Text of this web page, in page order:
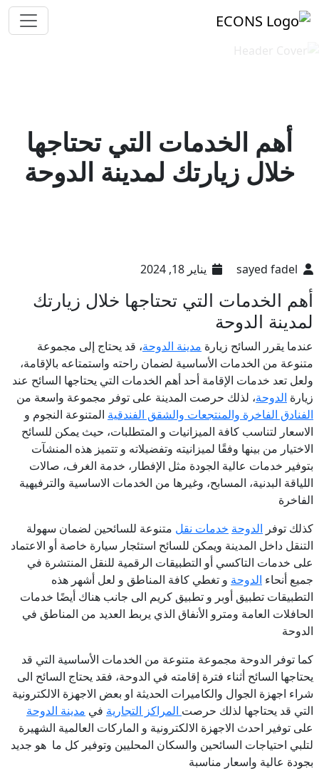
أهم الخدمات التي تحتاجها
خلال زيارتك لمدينة الدوحة
يناير 18, 2024
أهم الخدمات التي تحتاجها خلال زيارتك
لمدينة الدوحة
عندما يقرر السائح زيارة مدينة الدوحة، قد يحتاج إلى مجموعة
متنوعة من الخدمات الأساسية لضمان راحته واستمتاعه بالإقامة،
ولعل تعد خدمات الإقامة أحد أهم الخدمات التي يحتاجها السائح عند
زيارة الدوحة، لذلك حرصت المدينة على توفر مجموعة واسعة من
الفنادق الفاخرة والمنتجعات والشقق الفندقية المتنوعة النجوم و
الاسعار لتناسب كافة الميزانيات و المتطلبات، حيث يمكن للسائح
الاختيار من بينها وفقًا لميزانيته وتفضيلاته و تتميز هذه المنشآت
بتوفير خدمات عالية الجودة مثل الإفطار، خدمة الغرف، صالات
اللياقة البدنية، المسابح، وغيرها من الخدمات الاساسية والترفيهية
الفاخرة
كذلك توفر الدوحة خدمات نقل متنوعة للسائحين لضمان سهولة
التنقل داخل المدينة ويمكن للسائح استئجار سيارة خاصة أو الاعتماد
على خدمات التاكسي أو التطبيقات الرقمية للنقل المنتشرة في
جميع أنحاء الدوحة و تغطي كافة المناطق و لعل أشهر هذه
التطبيقات تطبيق أوبر و تطبيق كريم الى جانب هناك أيضًا خدمات
الحافلات العامة ومترو الأنفاق الذي يربط العديد من المناطق في
الدوحة
كما توفر الدوحة مجموعة متنوعة من الخدمات الأساسية التي قد
يحتاجها السائح أثناء فترة إقامته في الدوحة، فقد يحتاج السائح الى
شراء اجهزة الجوال والكاميرات الحديثة او بعض الاجهزة الالكترونية
التي قد يحتاجها لذلك حرصت المراكز التجارية في مدينة الدوحة
على توفير احدث الاجهزة الالكترونية و الماركات العالمية الشهيرة
لتلبي احتياجات السائحين والسكان المحليين وتوفير كل ما هو جديد
بجودة عالية واسعار مناسبة